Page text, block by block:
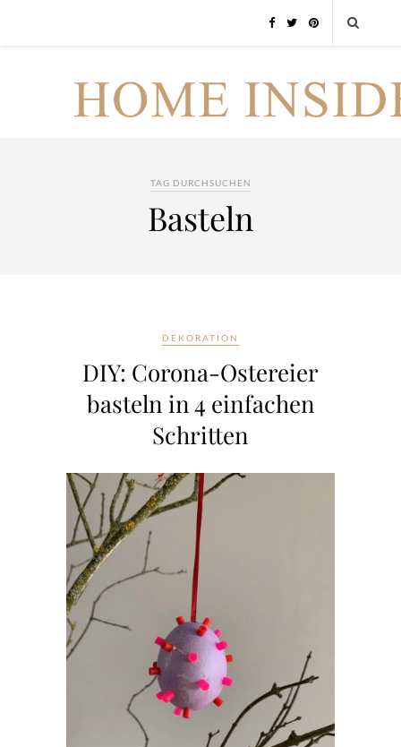
TAG DURCHSUCHEN
Basteln
DEKORATION
DIY: Corona-Ostereier
basteln in 4 einfachen
Schritten